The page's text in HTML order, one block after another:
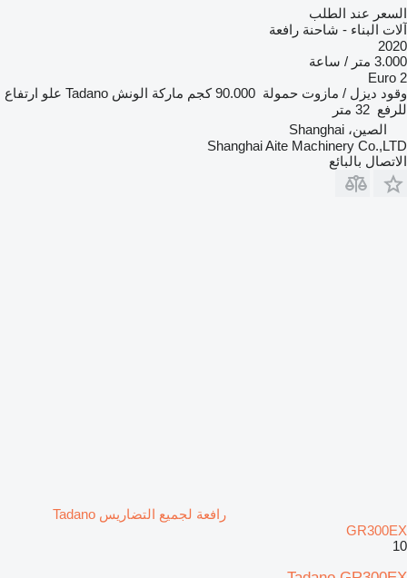
السعر عند الطلب
آلات البناء - شاحنة رافعة
2020
3.000 متر / ساعة
Euro 2
وقود ديزل / مازوت حمولة 90.000 كجم ماركة الونش Tadano علو ارتفاع
للرفع 32 متر
الصين، Shanghai
Shanghai Aite Machinery Co.,LTD
الاتصال بالبائع
رافعة لجميع التضاريس Tadano
GR300EX
10